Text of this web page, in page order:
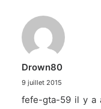
Drown80
9 juillet 2015
fefe-gta-59 il y a